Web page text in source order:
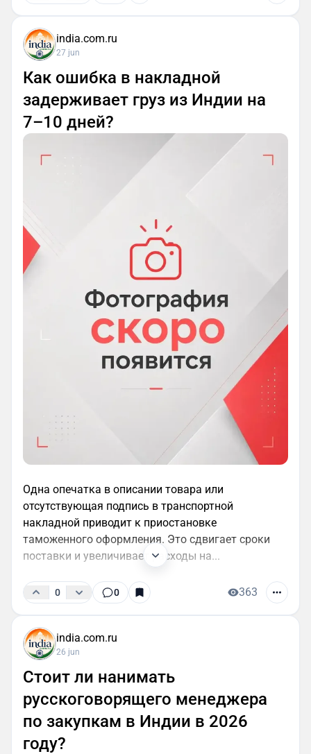
india.com.ru
27 jun
Как ошибка в накладной
задерживает груз из Индии на
7–10 дней?
Одна опечатка в описании товара или
отсутствующая подпись в транспортной
накладной приводит к приостановке
таможенного оформления. Это сдвигает сроки
поставки и увеличивает расходы на...
0 0 363
india.com.ru
26 jun
Стоит ли нанимать
русскоговорящего менеджера
по закупкам в Индии в 2026
году?